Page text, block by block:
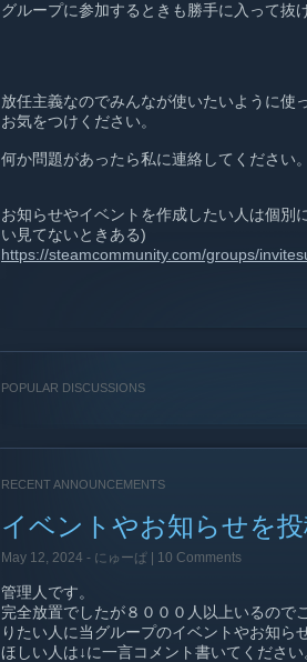
グループに参加するときも勝手に入って抜
放任主義なのでみんなが使いたいように使
お気をつけください。
何か問題があったら私に連絡してください。
お知らせやイベントを作成したい人は個別
い見てないときある)
https://steamcommunity.com/groups/
POPULAR DISCUSSIONS
RECENT ANNOUNCEMENTS
イベントやお知らせを
May 12, 2024 - にゅーぱ | 10 Comments
管理人です。
完全放置でしたが８０００人以上いるので
りたい人に当グループのイベントやお知ら
ほしい人は↓に一言コメント書いてください